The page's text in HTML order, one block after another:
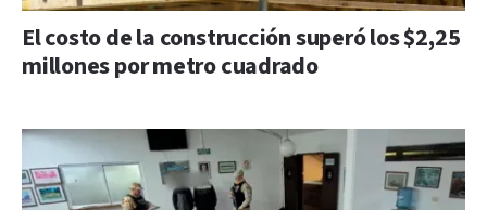
El costo de la construcción superó los $2,25
millones por metro cuadrado